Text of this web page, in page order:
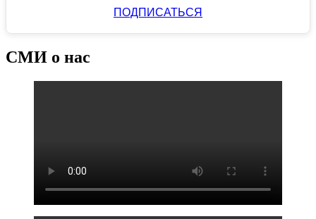
ПОДПИСАТЬСЯ
СМИ о нас